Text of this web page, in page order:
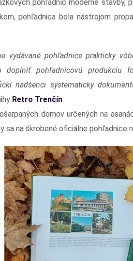
pohľadníc moderné stavby,
pohľadnica bola nástrojom
vydávané pohľadnice prakticky
doplniť pohľadnicovú produkciu
nadšenci systematicky
Retro Trenčín.
domov určených na
sa na škrobené oficiálne pohľadnice